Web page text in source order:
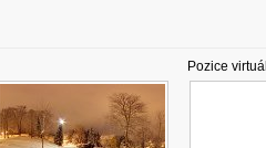
Pozice